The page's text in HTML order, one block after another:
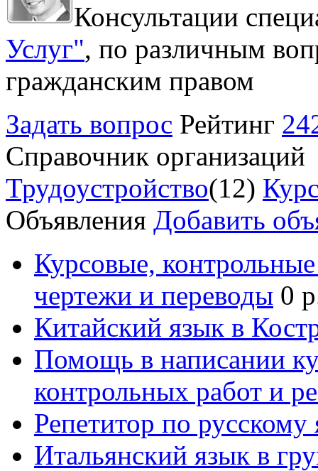
Консультации
Услуг", по различным
гражданским правом
Задать вопрос Рейтинг
Справочник организаций
Трудоустройство(12)
Объявления Добавить
Курсовые,
чертежи и переводы 0
Китайский язык в
Помощь в написании
контрольных работ и
Репетитор по русскому
Итальянский язык в